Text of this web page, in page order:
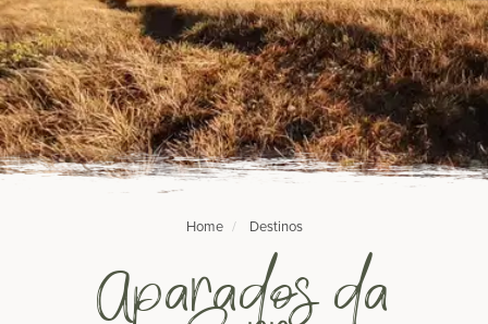
Home Destinos
Aparados da